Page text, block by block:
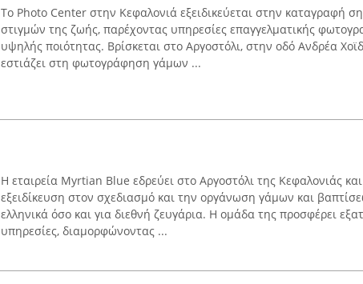
Το Photo Center στην Κεφαλονιά εξειδικεύεται στην καταγραφή
στιγμών της ζωής, παρέχοντας υπηρεσίες επαγγελματικής
υψηλής ποιότητας. Βρίσκεται στο Αργοστόλι, στην οδό Ανδρέα
εστιάζει στη φωτογράφηση γάμων ...
Η εταιρεία Myrtian Blue εδρεύει στο Αργοστόλι της Κεφαλονιάς και
εξειδίκευση στον σχεδιασμό και την οργάνωση γάμων και
ελληνικά όσο και για διεθνή ζευγάρια. Η ομάδα της προσφέρει
υπηρεσίες, διαμορφώνοντας ...